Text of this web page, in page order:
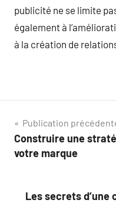
publicité ne se limite
également à
à la création de
Navigation
de
Publication
Construire une
votre marque
Les secrets